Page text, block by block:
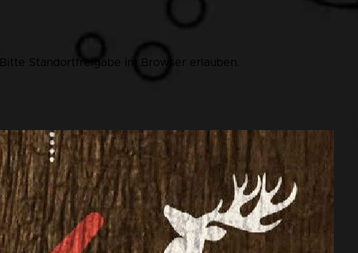
Standortfreigabe im Browser erlauben.